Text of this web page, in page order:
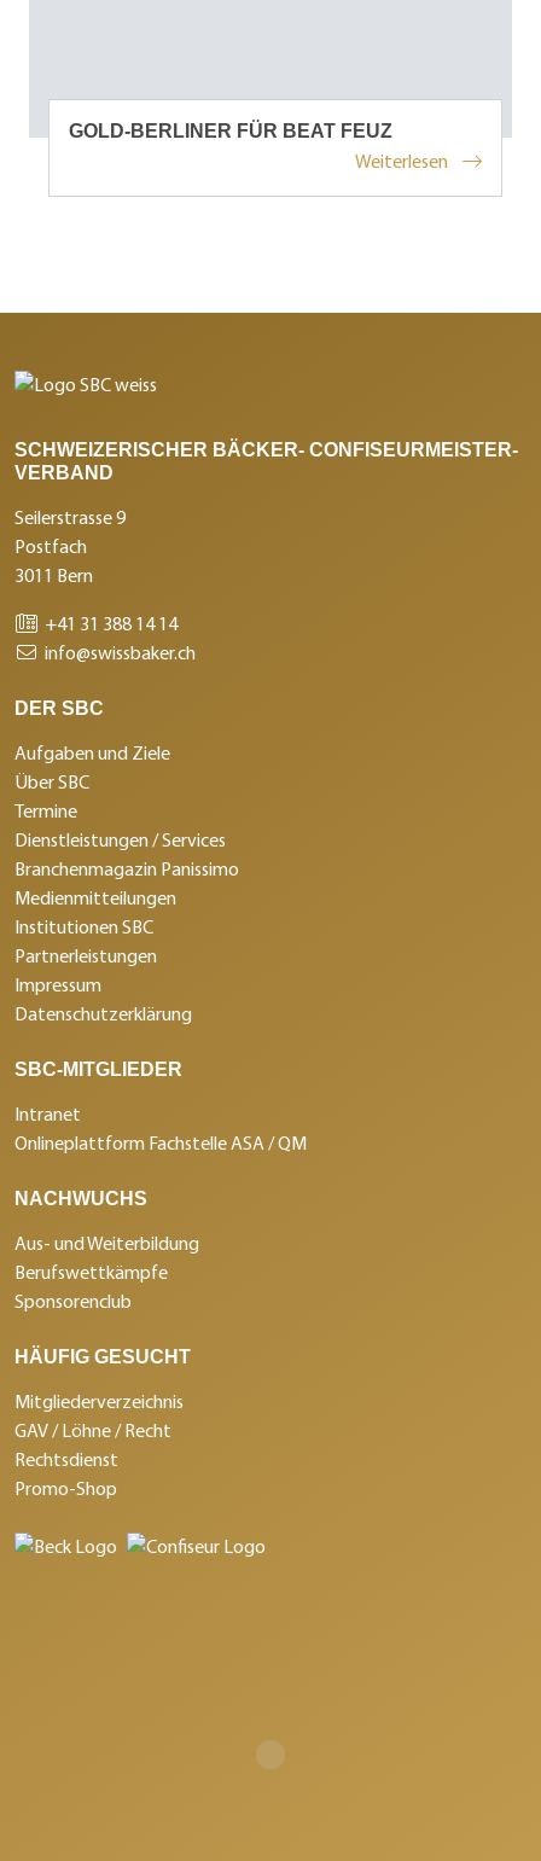
GOLD-BERLINER FÜR BEAT FEUZ
Weiterlesen
SCHWEIZERISCHER BÄCKER- CONFISEURMEISTER-
VERBAND
Seilerstrasse 9
Postfach
3011 Bern
+41 31 388 14 14
info@swissbaker.ch
DER SBC
Aufgaben und Ziele
Über SBC
Termine
Dienstleistungen / Services
Branchenmagazin Panissimo
Medienmitteilungen
Institutionen SBC
Partnerleistungen
Impressum
Datenschutzerklärung
SBC-MITGLIEDER
Intranet
Onlineplattform Fachstelle ASA / QM
NACHWUCHS
Aus- und Weiterbildung
Berufswettkämpfe
Sponsorenclub
HÄUFIG GESUCHT
Mitgliederverzeichnis
GAV / Löhne / Recht
Rechtsdienst
Promo-Shop